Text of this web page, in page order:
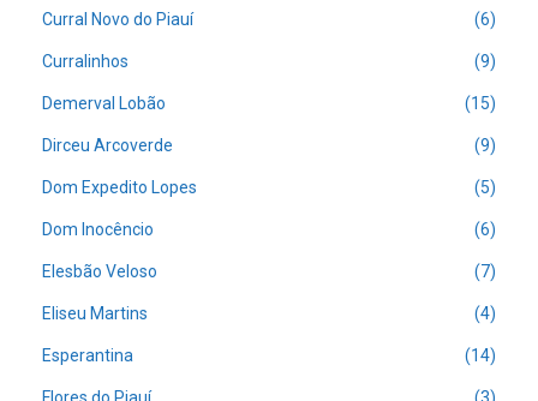
Curral Novo do Piauí (6)
Curralinhos (9)
Demerval Lobão (15)
Dirceu Arcoverde (9)
Dom Expedito Lopes (5)
Dom Inocêncio (6)
Elesbão Veloso (7)
Eliseu Martins (4)
Esperantina (14)